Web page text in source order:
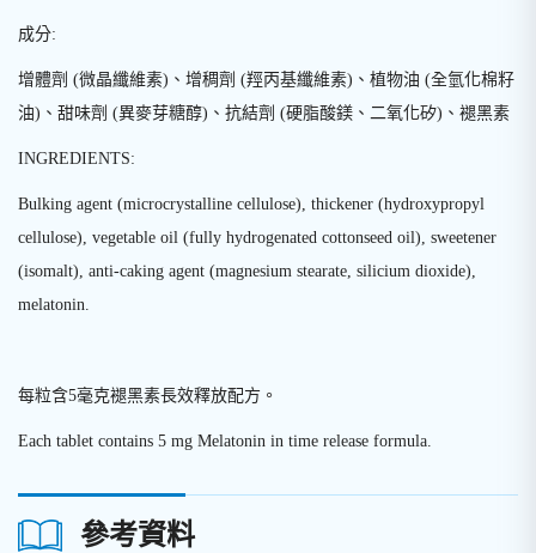
成分:
增體劑 (微晶纖維素) 、增稠劑 (羥丙基纖維素) 、植物油 (全氫化棉籽
油) 、甜味劑 (異麥芽糖醇) 、抗結劑 (硬脂酸鎂、二氧化矽) 、褪黑素
INGREDIENTS:
Bulking agent (microcrystalline cellulose), thickener (hydroxypropyl
cellulose), vegetable oil (fully hydrogenated cottonseed oil), sweetener
(isomalt), anti-caking agent (magnesium stearate, silicium dioxide),
melatonin.
每粒含5毫克褪黑素長效釋放配方。
Each tablet contains 5 mg Melatonin in time release formula.
參考資料